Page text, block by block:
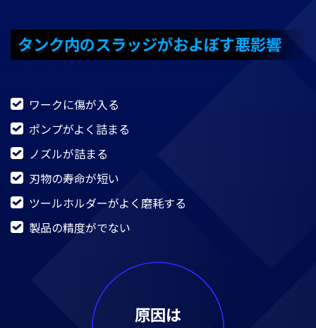
タンク内のスラッジがおよぼす悪影響
ワークに傷が入る
ポンプがよく詰まる
ノズルが詰まる
刃物の寿命が短い
ツールホルダーがよく磨耗する
製品の精度がでない
原因は